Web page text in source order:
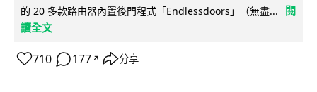
的 20 多款路由器內置後門程式「Endlessdoors」（無盡...
閱
讀全文
710 177 ↗ 分享